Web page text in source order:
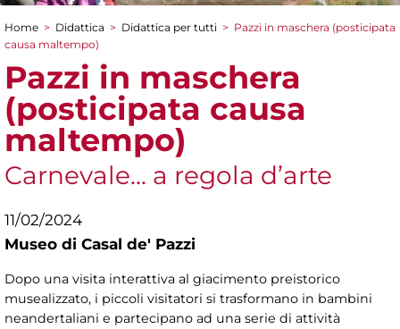
Tu sei qui
Home > Didattica > Didattica per tutti > Pazzi in maschera (posticipata
causa maltempo)
Pazzi in maschera
(posticipata causa
maltempo)
Carnevale... a regola d’arte
11/02/2024
Museo di Casal de' Pazzi
Dopo una visita interattiva al giacimento preistorico
musealizzato, i piccoli visitatori si trasformano in bambini
neandertaliani e partecipano ad una serie di attività